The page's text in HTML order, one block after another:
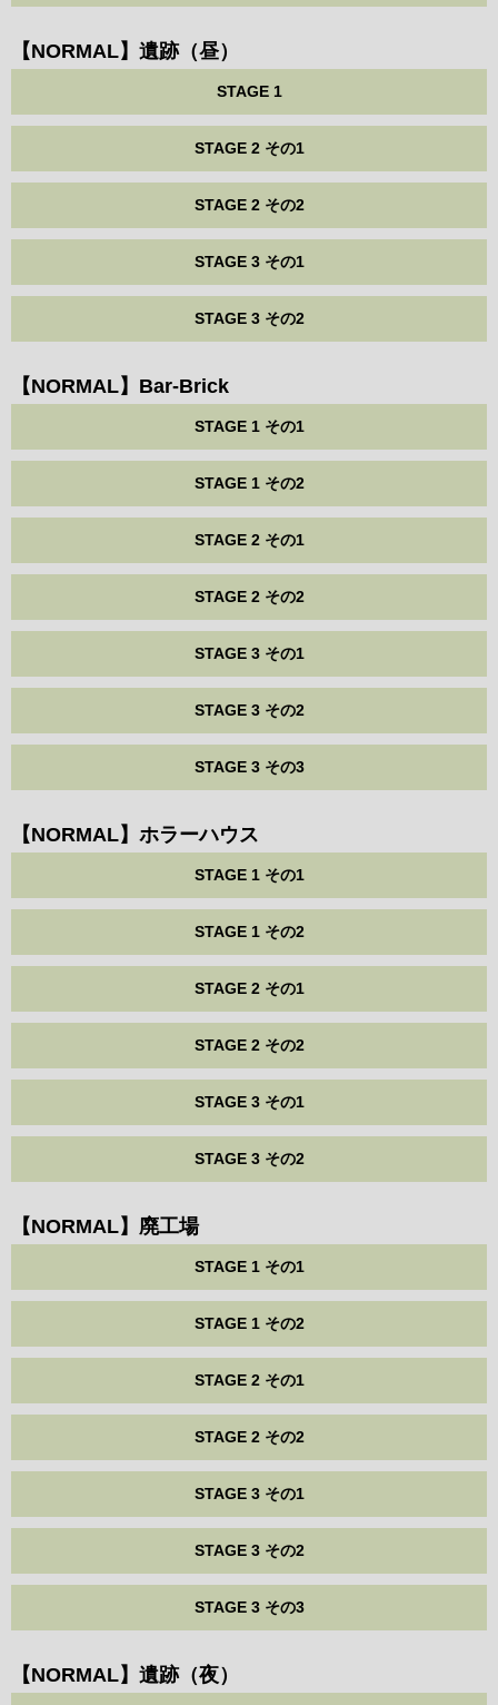
【NORMAL】遺跡（昼）
STAGE 1
STAGE 2 その1
STAGE 2 その2
STAGE 3 その1
STAGE 3 その2
【NORMAL】Bar-Brick
STAGE 1 その1
STAGE 1 その2
STAGE 2 その1
STAGE 2 その2
STAGE 3 その1
STAGE 3 その2
STAGE 3 その3
【NORMAL】ホラーハウス
STAGE 1 その1
STAGE 1 その2
STAGE 2 その1
STAGE 2 その2
STAGE 3 その1
STAGE 3 その2
【NORMAL】廃工場
STAGE 1 その1
STAGE 1 その2
STAGE 2 その1
STAGE 2 その2
STAGE 3 その1
STAGE 3 その2
STAGE 3 その3
【NORMAL】遺跡（夜）